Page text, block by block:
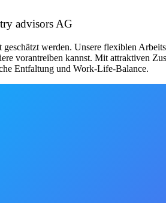
advisors AG
werden. Unsere flexiblen
vorantreiben kannst. Mit attraktiven
Entfaltung und Work-Life-Balance.